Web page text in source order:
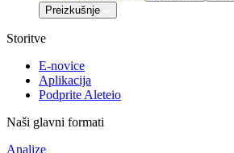
Preizkušnje
Storitve
E-novice
Aplikacija
Podprite Aleteio
Naši glavni formati
Analize